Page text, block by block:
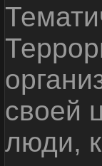
своей
люди,